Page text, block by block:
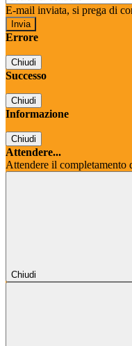
E-mail inviata, si prega di
Errore
Chiudi
Successo
Chiudi
Informazione
Chiudi
Attendere...
Attendere il completamento
Chiudi